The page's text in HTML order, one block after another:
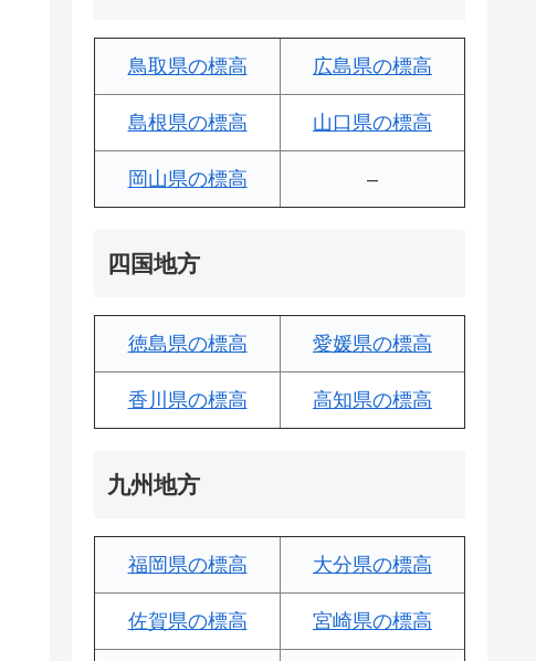
鳥取県の標高 広島県の標高
島根県の標高 山口県の標高
岡山県の標高 –
四国地方
徳島県の標高 愛媛県の標高
香川県の標高 高知県の標高
九州地方
福岡県の標高 大分県の標高
佐賀県の標高 宮崎県の標高